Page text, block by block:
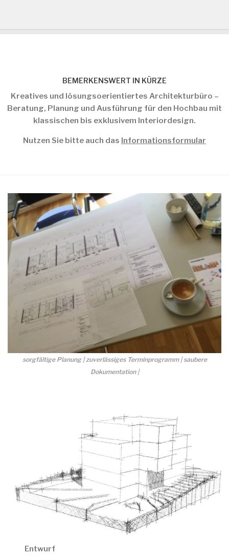
BEMERKENSWERT IN KÜRZE
Kreatives und lösungsoerientiertes Architekturbüro –
Beratung, Planung und Ausführung für den Hochbau mit
klassischen bis exklusivem Interiordesign.
Nutzen Sie bitte auch das Informationsformular
sorgfältige Planung | zuverlässiges Terminprogramm | saubere
Dokumentation |
Entwurf